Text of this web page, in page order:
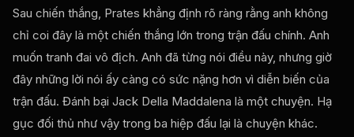
Sau chiến thắng, Prates khẳng định rõ ràng rằng anh không
chỉ coi đây là một chiến thắng lớn trong trận đấu chính. Anh
muốn tranh đai vô địch. Anh đã từng nói điều này, nhưng giờ
đây những lời nói ấy càng có sức nặng hơn vì diễn biến của
trận đấu. Đánh bại Jack Della Maddalena là một chuyện. Hạ
gục đối thủ như vậy trong ba hiệp đấu lại là chuyện khác.